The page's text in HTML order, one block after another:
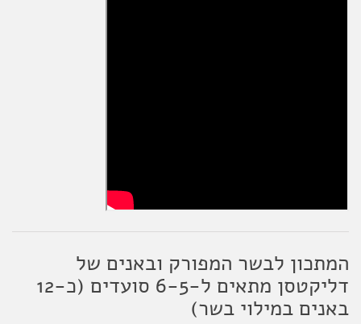
המתכון לבשר המפורק ובאנים של
דליקטסן מתאים ל-6-5 סועדים (כ-12
באנים במילוי בשר)